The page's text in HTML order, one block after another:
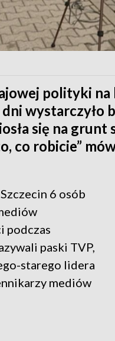
polityki
wystarczyło
się na grunt
co robicie”
6 osób
podczas
paski TVP,
starego lidera
mediów